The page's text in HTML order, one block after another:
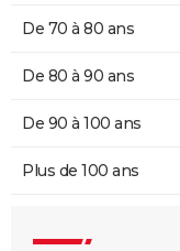
De 70 à 80 ans
De 80 à 90 ans
De 90 à 100 ans
Plus de 100 ans